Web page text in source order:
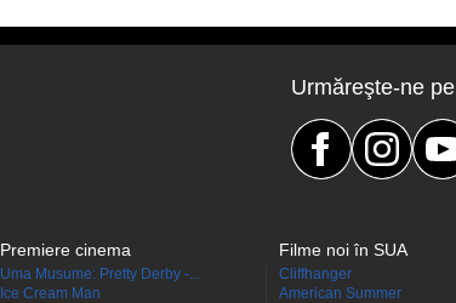
Urmăreşte-ne pe
Premiere cinema
Uma Musume: Pretty Derby -...
Ice Cream Man
Filme noi în SUA
Cliffhanger
American Summer